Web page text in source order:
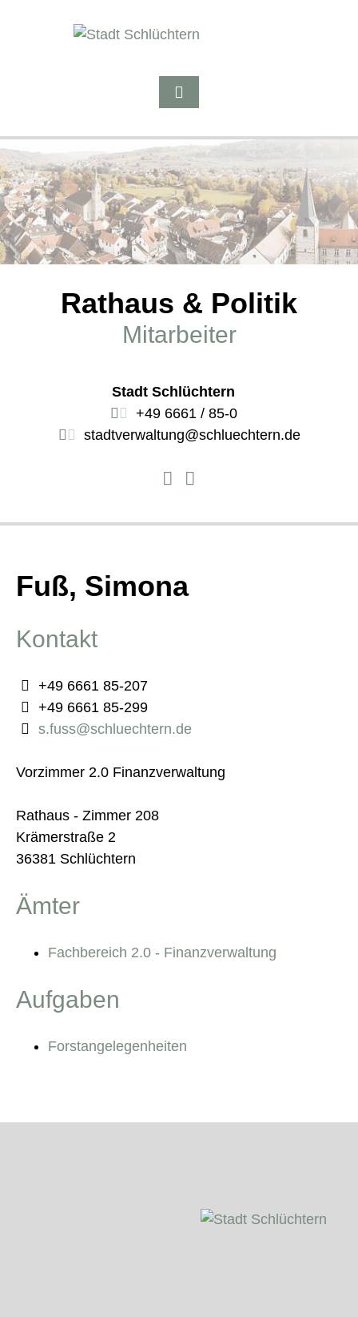
Rathaus & Politik
Mitarbeiter
Stadt Schlüchtern
+49 6661 / 85-0
stadtverwaltung@schluechtern.de
Fuß, Simona
Kontakt
+49 6661 85-207
+49 6661 85-299
s.fuss@schluechtern.de
Vorzimmer 2.0 Finanzverwaltung
Rathaus - Zimmer 208
Krämerstraße 2
36381 Schlüchtern
Ämter
Fachbereich 2.0 - Finanzverwaltung
Aufgaben
Forstangelegenheiten